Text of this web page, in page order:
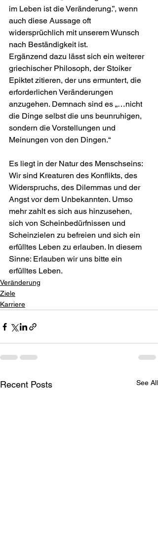
im Leben ist die Veränderung.”, wenn
auch diese Aussage oft
widersprüchlich mit unserem Wunsch
nach Beständigkeit ist.
Ergänzend dazu lässt sich ein weiterer
griechischer Philosoph, der Stoiker
Epiktet zitieren, der uns ermuntert, die
erforderlichen Veränderungen
anzugehen. Demnach sind es „…nicht
die Dinge selbst die uns beunruhigen,
sondern die Vorstellungen und
Meinungen von den Dingen.“
Es liegt in der Natur des Menschseins:
Wir sind Kreaturen des Konflikts, des
Widerspruchs, des Dilemmas und der
Angst vor dem Unbekannten. Umso
mehr zahlt es sich aus hinzusehen,
sich von Scheinbedürfnissen und
Scheinzielen zu befreien und sich ein
erfülltes Leben zu erlauben. In diesem
Sinne: Erlauben wir uns bitte ein
erfülltes Leben.
Veränderung
Ziele
Karriere
Recent Posts See All